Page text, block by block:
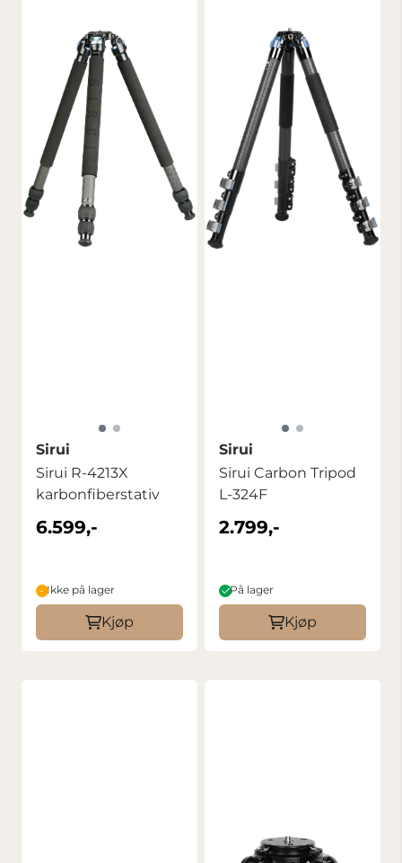
Sirui
Sirui R-4213X
karbonfiberstativ
6.599,-
Ikke på lager
Kjøp
Sirui
Sirui Carbon Tripod
L-324F
2.799,-
På lager
Kjøp